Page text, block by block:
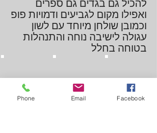
להכיל גם בגדים גם ספרים
ואפילו מקום לגביעים ודמויות פופ
וכמובן שולחן מיוחד עם לשון
עגולה לישיבה נוחה והתנהלות
בטוחה בחלל
Phone Email Facebook